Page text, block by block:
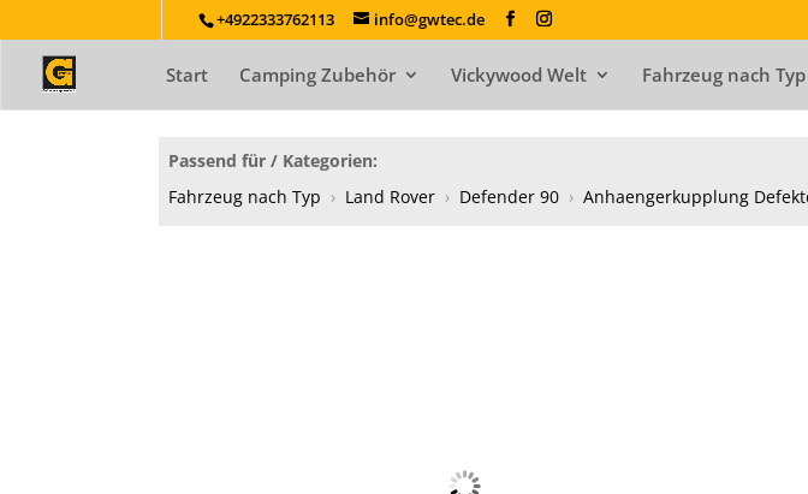
+4922333762113 info@gwtec.de
Start Camping Zubehör Vickywood Welt Fahrzeug nach Typ
Passend für / Kategorien:
Fahrzeug nach Typ › Land Rover › Defender 90 › Anhaengerkupplung